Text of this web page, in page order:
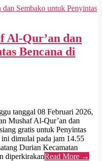
Al-Qur’an dan
Bencana di
tanggal 08 Februari 2026,
Mushaf Al-Qur’an dan
gratis untuk Penyintas
dimulai pada jam 14.55
Durian Kecamatan
diperkirakanRead More →